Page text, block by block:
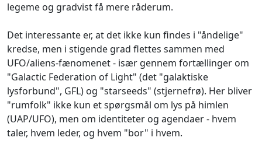
legeme og gradvist få mere råderum.
Det interessante er, at det ikke kun findes i "åndelige"
kredse, men i stigende grad flettes sammen med
UFO/aliens-fænomenet - især gennem fortællinger om
"Galactic Federation of Light" (det "galaktiske
lysforbund", GFL) og "starseeds" (stjernefrø). Her bliver
"rumfolk" ikke kun et spørgsmål om lys på himlen
(UAP/UFO), men om identiteter og agendaer - hvem
taler, hvem leder, og hvem "bor" i hvem.